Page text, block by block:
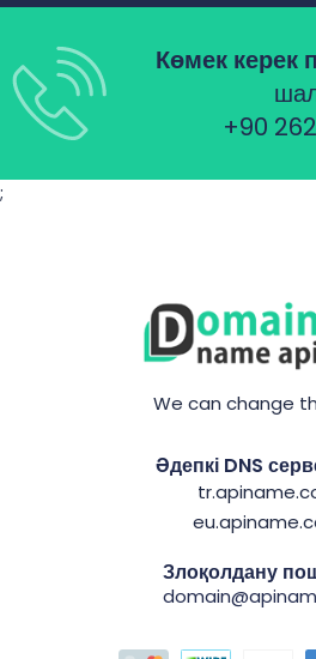
Көмек керек
+90
;
We can change
Әдепкі DNS
Злоқолдану